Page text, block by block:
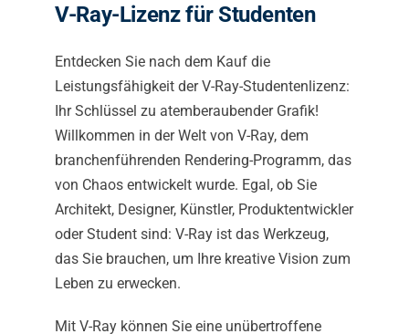
V-Ray-Lizenz für Studenten
Entdecken Sie nach dem Kauf die
Leistungsfähigkeit der V-Ray-Studentenlizenz:
Ihr Schlüssel zu atemberaubender Grafik!
Willkommen in der Welt von V-Ray, dem
branchenführenden Rendering-Programm, das
von Chaos entwickelt wurde. Egal, ob Sie
Architekt, Designer, Künstler, Produktentwickler
oder Student sind: V-Ray ist das Werkzeug,
das Sie brauchen, um Ihre kreative Vision zum
Leben zu erwecken.
Mit V-Ray können Sie eine unübertroffene